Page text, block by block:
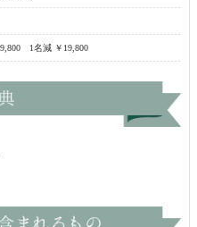
1名減 ￥19,800